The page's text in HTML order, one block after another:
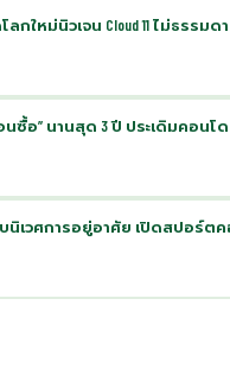
ลกใหม่นิวเจน Cloud 11 ไม่ธรรมดา
อนซื้อ” นานสุด 3 ปี ประเดิมคอน
บนิเวศการอยู่อาศัย เปิดสปอร์ตค